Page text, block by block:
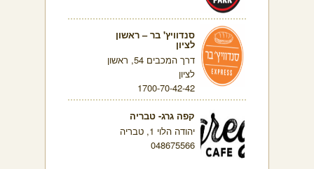
סנדוויץ' בר – ראשון
לציון
דרך המכבים 54, ראשון
לציון
1700-70-42-42
קפה גרג- טבריה
יהודה הלוי 1, טבריה
048675566